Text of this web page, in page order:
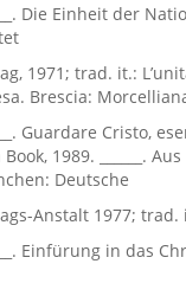
Die Einheit der
1971; trad. it.:
Brescia:
Guardare Cristo,
Book, 1989. ______.
Deutsche
Anstalt 1977; trad.
Einfürung in das